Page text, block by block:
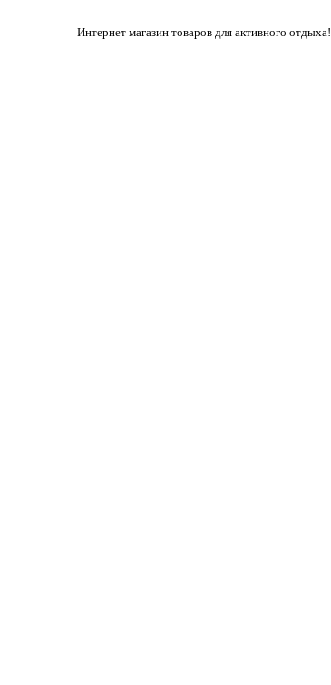
Интернет магазин товаров для активного отдыха!